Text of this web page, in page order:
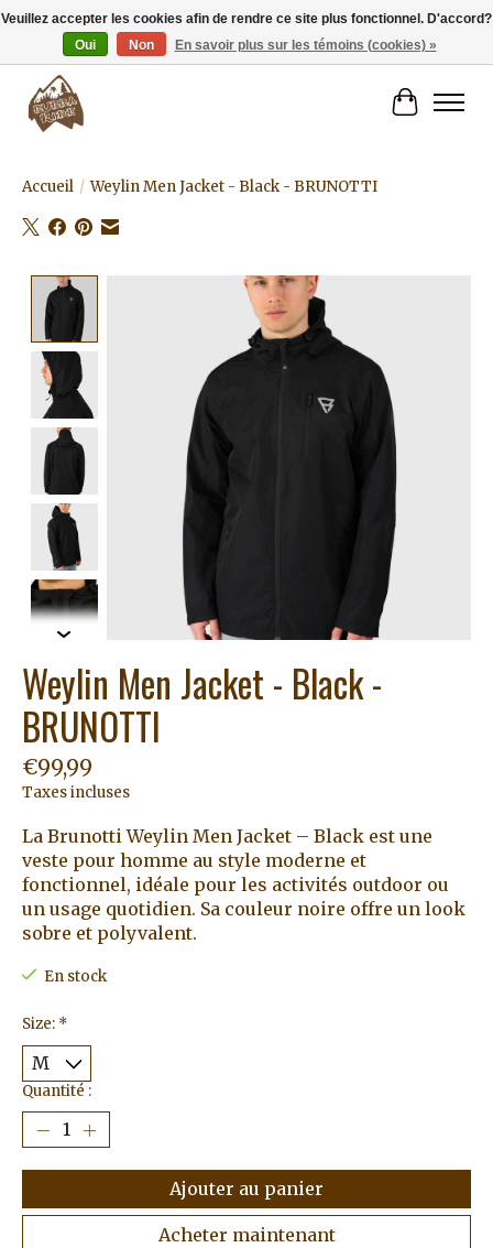
Livraison gratuite à partir de 80€.
Panier
Accueil / Weylin Men Jacket - Black - BRUNOTTI
Product image slideshow Items
Weylin Men Jacket - Black -
BRUNOTTI
€99,99
Taxes incluses
La Brunotti Weylin Men Jacket – Black est une
veste pour homme au style moderne et
fonctionnel, idéale pour les activités outdoor ou
un usage quotidien. Sa couleur noire offre un look
sobre et polyvalent.
En stock
Size: *
Quantité :
Ajouter au panier
Acheter maintenant
Veuillez accepter les cookies afin de rendre ce site plus fonctionnel. D'accord?
Oui
Non En savoir plus sur les témoins (cookies) »